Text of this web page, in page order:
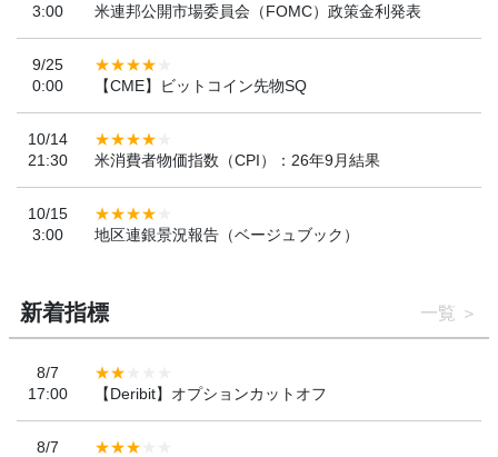
3:00
米連邦公開市場委員会（FOMC）政策金利発表
9/25
0:00
【CME】ビットコイン先物SQ
10/14
21:30
米消費者物価指数（CPI）：26年9月結果
10/15
3:00
地区連銀景況報告（ベージュブック）
新着指標 一覧
8/7
17:00
【Deribit】オプションカットオフ
8/7